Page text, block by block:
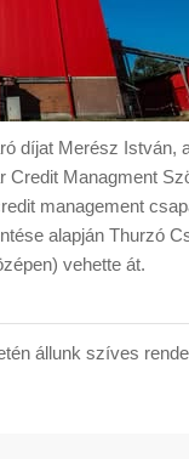
díjat Merész István,
Managment
management
alapján Thurzó
vehette át.
állunk szíves